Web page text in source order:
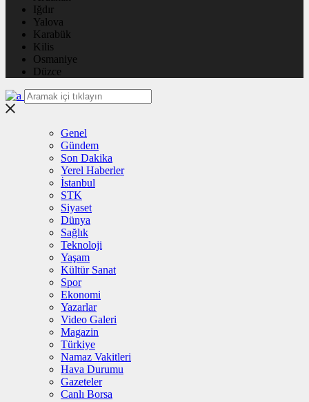
Iğdır
Yalova
Karabük
Kilis
Osmaniye
Düzce
Genel
Gündem
Son Dakika
Yerel Haberler
İstanbul
STK
Siyaset
Dünya
Sağlık
Teknoloji
Yaşam
Kültür Sanat
Spor
Ekonomi
Yazarlar
Video Galeri
Magazin
Türkiye
Namaz Vakitleri
Hava Durumu
Gazeteler
Canlı Borsa